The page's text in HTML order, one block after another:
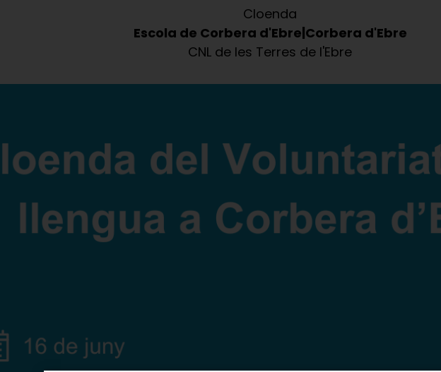
Cloenda
Escola de Corbera d'Ebre Corbera d'Ebre
CNL de les Terres de l'Ebre